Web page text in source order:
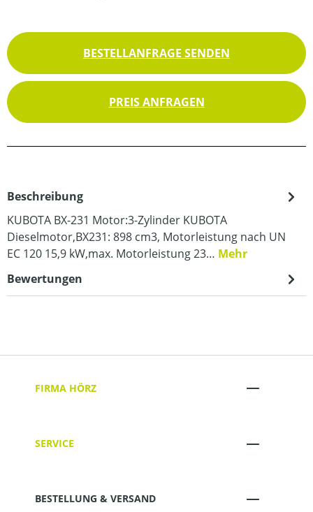
BESTELLANFRAGE SENDEN
PREIS ANFRAGEN
Beschreibung
KUBOTA BX-231 Motor:3-Zylinder KUBOTA
Dieselmotor,BX231: 898 cm3, Motorleistung nach UN
EC 120 15,9 kW,max. Motorleistung 23… Mehr
Bewertungen
FIRMA HÖRZ
SERVICE
BESTELLUNG & VERSAND